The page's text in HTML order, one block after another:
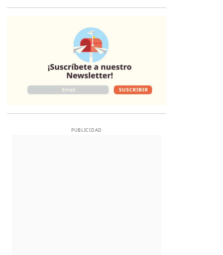
PUBLICIDAD